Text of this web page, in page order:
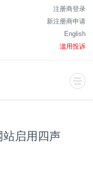
注册商登录
新注册商申请
English
滥用投诉
启用四声